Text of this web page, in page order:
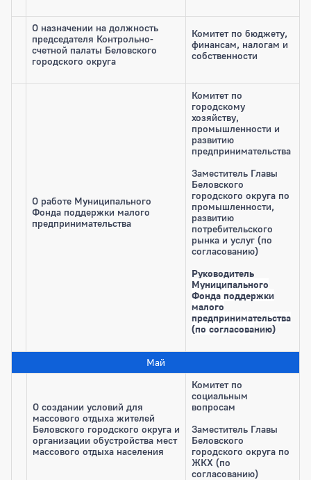
О назначении на должность
председателя Контрольно-
счетной палаты Беловского
городского округа
Комитет по бюджету,
финансам, налогам и
собственности
О работе Муниципального
Фонда поддержки малого
предпринимательства
Комитет по
городскому
хозяйству,
промышленности и
развитию
предпринимательства
Заместитель Главы
Беловского
городского округа по
промышленности,
развитию
потребительского
рынка и услуг (по
согласованию)
Руководитель
Муниципального
Фонда поддержки
малого
предпринимательства
(по согласованию)
Май
О создании условий для
массового отдыха жителей
Беловского городского округа и
организации обустройства мест
массового отдыха населения
Комитет по
социальным
вопросам
Заместитель Главы
Беловского
городского округа по
ЖКХ (по
согласованию)